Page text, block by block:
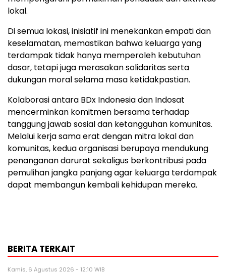
lokal.
Di semua lokasi, inisiatif ini menekankan empati dan
keselamatan, memastikan bahwa keluarga yang
terdampak tidak hanya memperoleh kebutuhan
dasar, tetapi juga merasakan solidaritas serta
dukungan moral selama masa ketidakpastian.
Kolaborasi antara BDx Indonesia dan Indosat
mencerminkan komitmen bersama terhadap
tanggung jawab sosial dan ketangguhan komunitas.
Melalui kerja sama erat dengan mitra lokal dan
komunitas, kedua organisasi berupaya mendukung
penanganan darurat sekaligus berkontribusi pada
pemulihan jangka panjang agar keluarga terdampak
dapat membangun kembali kehidupan mereka.
BERITA TERKAIT
Kamis, 6 Agustus 2026 - 12:10 WIB